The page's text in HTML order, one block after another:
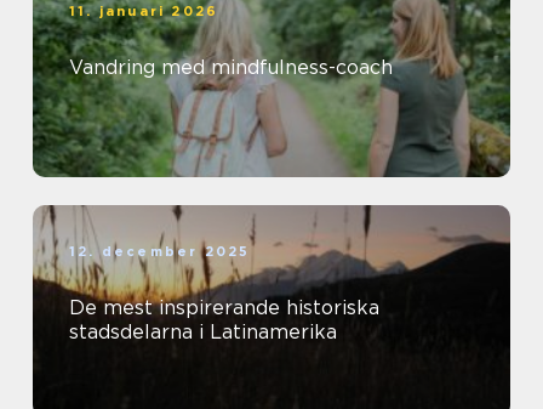
11. januari 2026
Vandring med mindfulness-coach
12. december 2025
De mest inspirerande historiska
stadsdelarna i Latinamerika